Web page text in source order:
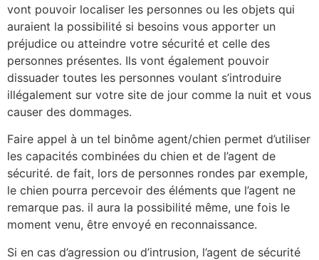
vont pouvoir localiser les personnes ou les objets qui
auraient la possibilité si besoins vous apporter un
préjudice ou atteindre votre sécurité et celle des
personnes présentes. Ils vont également pouvoir
dissuader toutes les personnes voulant s’introduire
illégalement sur votre site de jour comme la nuit et vous
causer des dommages.
Faire appel à un tel binôme agent/chien permet d’utiliser
les capacités combinées du chien et de l’agent de
sécurité. de fait, lors de personnes rondes par exemple,
le chien pourra percevoir des éléments que l’agent ne
remarque pas. il aura la possibilité même, une fois le
moment venu, être envoyé en reconnaissance.
Si en cas d’agression ou d’intrusion, l’agent de sécurité